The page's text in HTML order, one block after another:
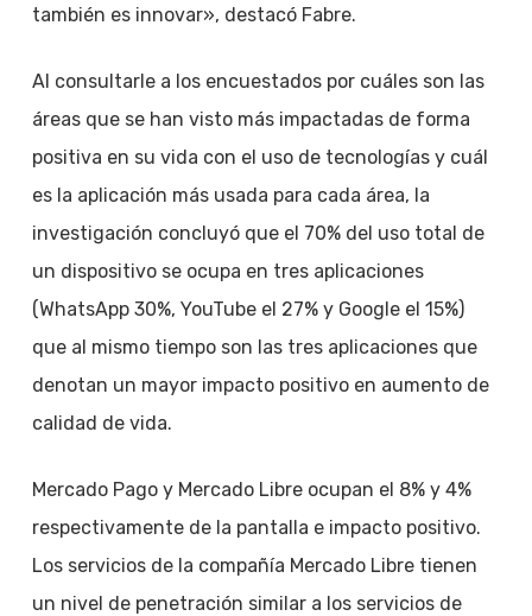
también es innovar», destacó Fabre.
Al consultarle a los encuestados por cuáles son las
áreas que se han visto más impactadas de forma
positiva en su vida con el uso de tecnologías y cuál
es la aplicación más usada para cada área, la
investigación concluyó que el 70% del uso total de
un dispositivo se ocupa en tres aplicaciones
(WhatsApp 30%, YouTube el 27% y Google el 15%)
que al mismo tiempo son las tres aplicaciones que
denotan un mayor impacto positivo en aumento de
calidad de vida.
Mercado Pago y Mercado Libre ocupan el 8% y 4%
respectivamente de la pantalla e impacto positivo.
Los servicios de la compañía Mercado Libre tienen
un nivel de penetración similar a los servicios de